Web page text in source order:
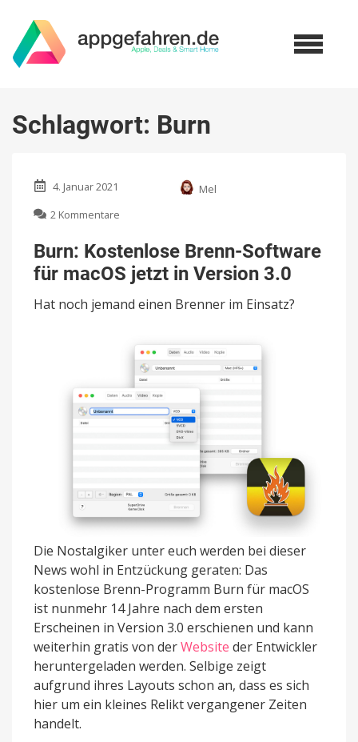
Schlagwort: Burn
4. Januar 2021
Mel
2 Kommentare
Kostenlose
Brenn-
Software
macOS
Version
Burn: Kostenlose Brenn-Software
für macOS jetzt in Version 3.0
Hat noch jemand einen Brenner im Einsatz?
Die Nostalgiker unter euch werden bei dieser
News wohl in Entzückung geraten: Das
kostenlose Brenn-Programm Burn für macOS
ist nunmehr 14 Jahre nach dem ersten
Erscheinen in Version 3.0 erschienen und kann
weiterhin gratis von derWebsite der Entwickler
heruntergeladen werden. Selbige zeigt
aufgrund ihres Layouts schon an, dass es sich
hier um ein kleines Relikt vergangener Zeiten
handelt.